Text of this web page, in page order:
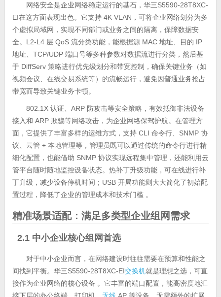
网络安全是企业网络稳定运行的基石，华三S5590-28T8XC-
EI在这方面表现出色。它支持 4K VLAN，可将企业网络划分为多
个虚拟局域网，实现不同部门或业务之间的隔离，保障数据安
全。L2-L4 层 QoS 流分类功能，能根据源 MAC 地址、目的 IP
地址、TCP/UDP 端口号等多种参数对数据流进行分类，然后基
于 DiffServ 策略进行优先级划分和带宽控制，确保关键业务（如
视频会议、在线交易系统等）的流畅运行，避免因普通业务抢占
带宽而导致关键业务卡顿。
802.1X 认证、ARP 防攻击等安全策略，有效抵御非法设备
接入和 ARP 欺骗等网络攻击，为企业网络保驾护航。在管理方
面，它提供了丰富多样的运维方式，支持 CLI 命令行、SNMP 协
议、云管 + 本地管理等，管理员既可以通过传统的命令行进行精
细化配置，也能借助 SNMP 协议实现远程集中管理，还能利用云
管平台随时随地监控设备状态。热补丁升级功能，可在线进行补
丁升级，减少设备停机时间；USB 开局功能则大大简化了初始配
置过程，降低了企业的管理成本和技术门槛 。
精准场景适配：满足多类型企业组网需求
2.1 中小企业核心组网首选
对于中小企业而言，在网络建设时往往需要在预算和性能之
间找到平衡。华三S5590-28T8XC-EI交换机就是理想之选，可直
接作为企业网络的核心设备 。它丰富的端口配置，能高密度地汇
接下层的办公终端、打印机、 无线 AP 等设备，无需额外的扩展